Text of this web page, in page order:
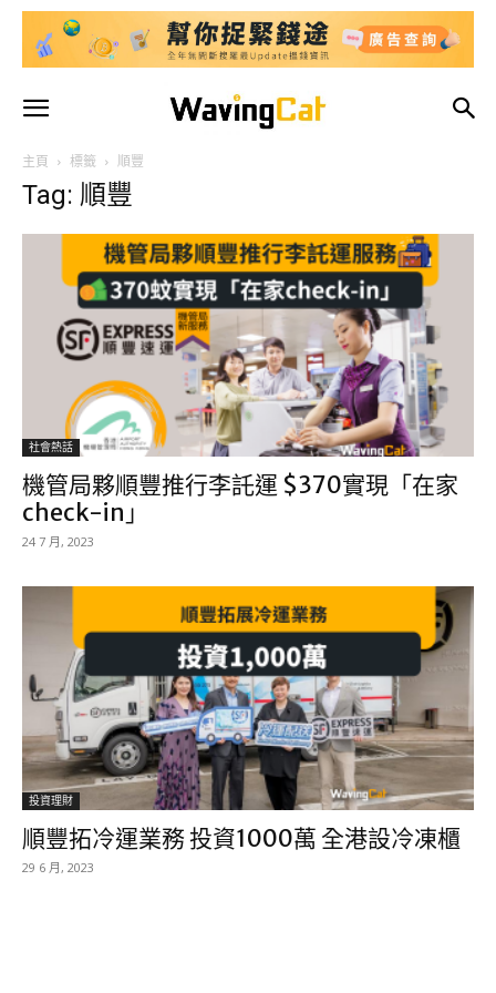
主頁 標籤 順豐
Tag: 順豐
社會熱話
機管局夥順豐推行李託運 $370實現「在家
check-in」
24 7 月, 2023
投資理財
順豐拓冷運業務 投資1000萬 全港設冷凍櫃
29 6 月, 2023